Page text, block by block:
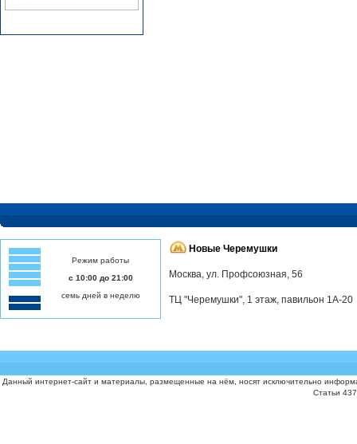
Режим работы
с 10:00 до 21:00
семь дней в неделю
Новые Черемушки
Москва, ул. Профсоюзная, 56
ТЦ "Черемушки", 1 этаж, павильон 1А-20
Данный интернет-сайт и материалы, размещенные на нём, носят исключительно
Статьи